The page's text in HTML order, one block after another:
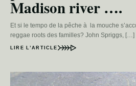
Madison river ….
Et si le tempo de la pêche à la mouche
reggae roots des familles? John Spriggs, […]
LIRE L’ARTICLE